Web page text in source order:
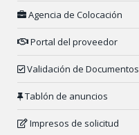
Agencia de Colocación
Portal del proveedor
Validación de Documentos
Tablón de anuncios
Impresos de solicitud